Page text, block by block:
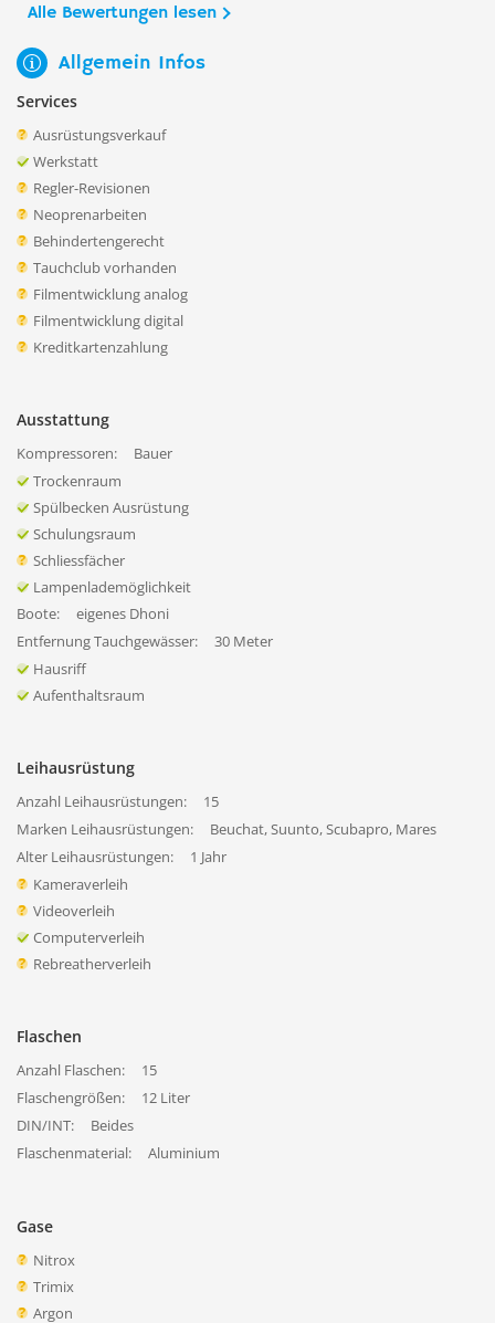
Alle Bewertungen lesen
Allgemein Infos
Services
Ausrüstungsverkauf
Werkstatt
Regler-Revisionen
Neoprenarbeiten
Behindertengerecht
Tauchclub vorhanden
Filmentwicklung analog
Filmentwicklung digital
Kreditkartenzahlung
Ausstattung
Kompressoren:
Bauer
Trockenraum
Spülbecken Ausrüstung
Schulungsraum
Schliessfächer
Lampenlademöglichkeit
Boote:
eigenes Dhoni
Entfernung Tauchgewässer:
30 Meter
Hausriff
Aufenthaltsraum
Leihausrüstung
Anzahl Leihausrüstungen:
15
Marken Leihausrüstungen:
Beuchat, Suunto, Scubapro, Mares
Alter Leihausrüstungen:
1 Jahr
Kameraverleih
Videoverleih
Computerverleih
Rebreatherverleih
Flaschen
Anzahl Flaschen:
15
Flaschengrößen:
12 Liter
DIN/INT:
Beides
Flaschenmaterial:
Aluminium
Gase
Nitrox
Trimix
Argon